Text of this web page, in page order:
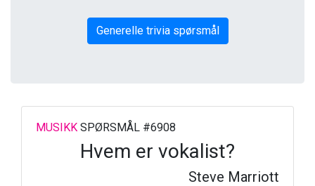
Generelle trivia spørsmål
MUSIKK SPØRSMÅL #6908
Hvem er vokalist?
Steve Marriott